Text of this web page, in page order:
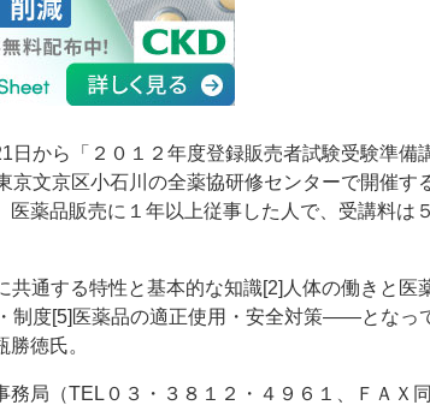
から「２０１２年度登録販売者試験受験準備
文京区小石川の全薬協研修センターで開催す
薬品販売に１年以上従事した人で、受講料は
通する特性と基本的な知識[2]人体の働きと医
制度[5]医薬品の適正使用・安全対策――となっ
徳氏。
局（TEL０３・３８１２・４９６１、ＦＡＸ